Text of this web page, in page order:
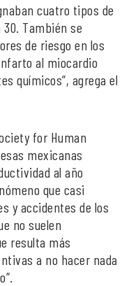
cuatro tipos de
También se
de riesgo en los
al miocardio
químicos”, agrega el
for Human
mexicanas
al año
que casi
y accidentes de los
no suelen
resulta más
a no hacer nada